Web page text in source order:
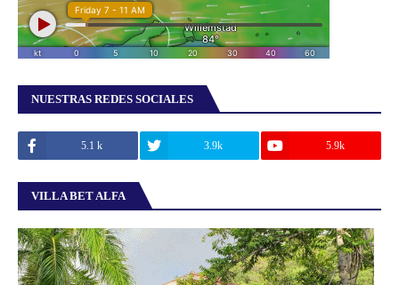
NUESTRAS REDES SOCIALES
5.1 k 3.9k 5.9k
VILLA BET ALFA